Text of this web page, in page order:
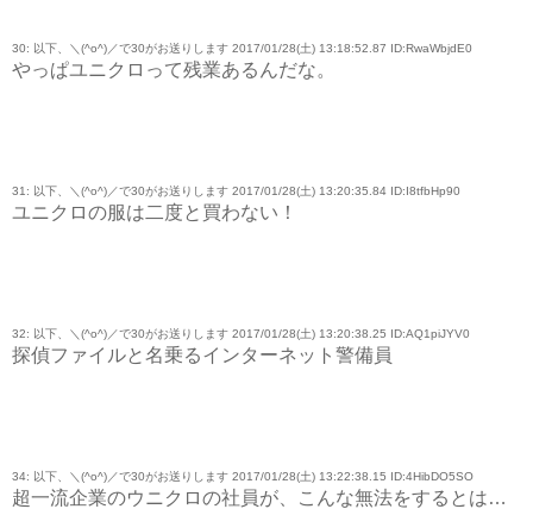
30: 以下、＼(^o^)／で30がお送りします 2017/01/28(土) 13:18:52.87 ID:RwaWbjdE0
やっぱユニクロって残業あるんだな。
31: 以下、＼(^o^)／で30がお送りします 2017/01/28(土) 13:20:35.84 ID:I8tfbHp90
ユニクロの服は二度と買わない！
32: 以下、＼(^o^)／で30がお送りします 2017/01/28(土) 13:20:38.25 ID:AQ1piJYV0
探偵ファイルと名乗るインターネット警備員
34: 以下、＼(^o^)／で30がお送りします 2017/01/28(土) 13:22:38.15 ID:4HibDO5SO
超一流企業のウニクロの社員が、こんな無法をするとは…